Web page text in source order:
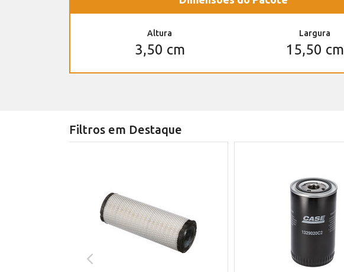
Altura
3,50 cm
Largura
15,50 cm
Filtros em Destaque